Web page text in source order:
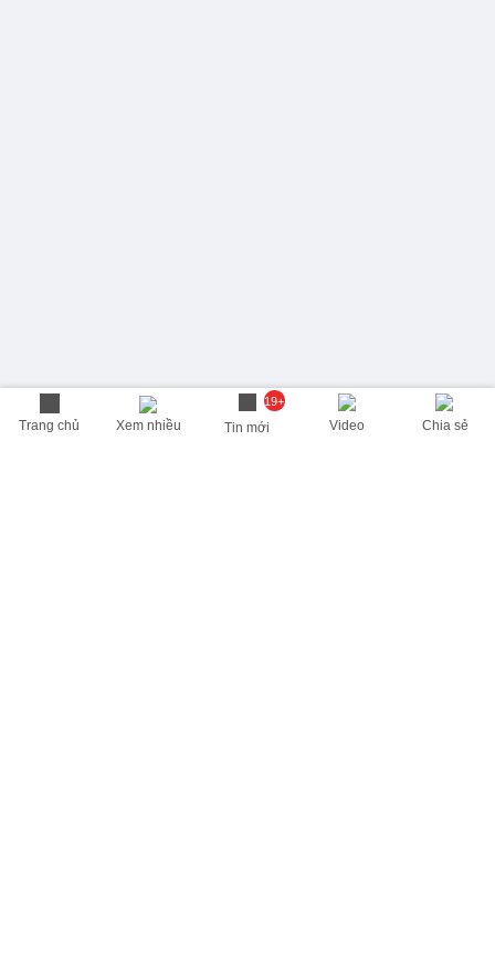
Trang chủ Xem nhiều
19+
Tin mới Video Chia sẻ